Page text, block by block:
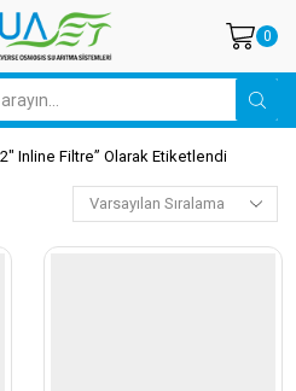
0
Arama
Inline Filtre” Olarak Etiketlendi